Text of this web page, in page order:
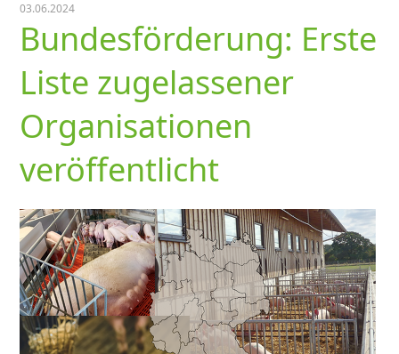
03.06.2024
Bundesförderung: Erste
Liste zugelassener
Organisationen
veröffentlicht